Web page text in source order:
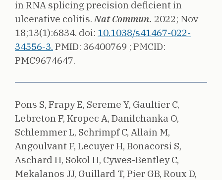
in RNA splicing precision deficient in
ulcerative colitis. Nat Commun. 2022; Nov
18;13(1):6834. doi: 10.1038/s41467-022-
34556-3. PMID: 36400769 ; PMCID:
PMC9674647.
Pons S, Frapy E, Sereme Y, Gaultier C,
Lebreton F, Kropec A, Danilchanka O,
Schlemmer L, Schrimpf C, Allain M,
Angoulvant F, Lecuyer H, Bonacorsi S,
Aschard H, Sokol H, Cywes-Bentley C,
Mekalanos JJ, Guillard T, Pier GB, Roux D,